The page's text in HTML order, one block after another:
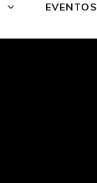
EVENTOS